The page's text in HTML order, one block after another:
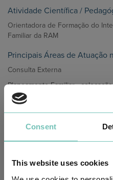
Consent
This website uses cookies
Atividade Científica /
Orientadora de Formação do
Familiar da RAM
Principais Áreas de Atuação
Consulta Externa
Planeamento Familiar -
uterinos, implantes
citologias cérvico-vaginais.